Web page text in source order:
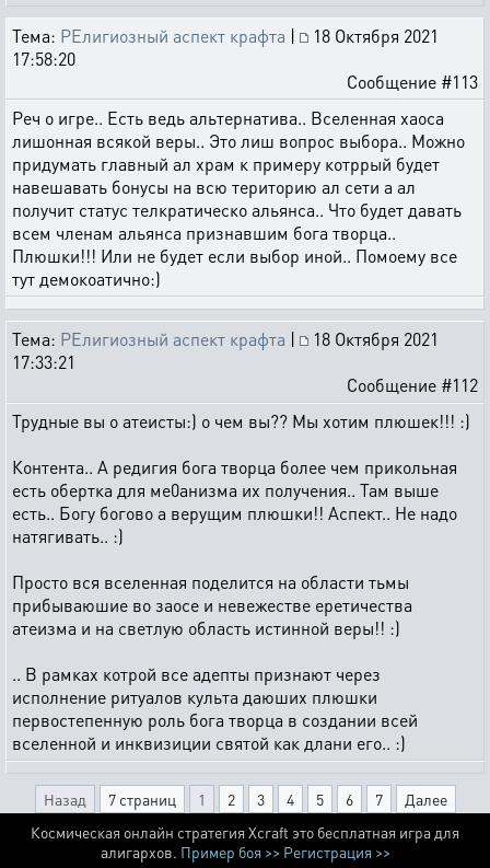
Тема: РЕлигиозный аспект крафта |
18 Октября 2021
17:58:20
Сообщение #113
Реч о игре.. Есть ведь альтернатива.. Вселенная хаоса
лишонная всякой веры.. Это лиш вопрос выбора.. Можно
придумать главный ал храм к примеру котррый будет
навешавать бонусы на всю територию ал сети а ал
получит статус телкратическо альянса.. Что будет давать
всем членам альянса признавшим бога творца..
Плюшки!!! Или не будет если выбор иной.. Помоему все
тут демокоатично:)
Тема: РЕлигиозный аспект крафта |
18 Октября 2021
17:33:21
Сообщение #112
Трудные вы о атеисты:) о чем вы?? Мы хотим плюшек!!! :)
Контента.. А редигия бога творца более чем прикольная
есть обертка для ме0анизма их получения.. Там выше
есть.. Богу богово а верущим плюшки!! Аспект.. Не надо
натягивать.. :)
Просто вся вселенная поделится на области тьмы
прибываюшие во заосе и невежестве еретичества
атеизма и на светлую область истинной веры!! :)
.. В рамках котрой все адепты признают через
исполнение ритуалов культа даюших плюшки
первостепенную роль бога творца в создании всей
вселенной и инквизиции святой как длани его.. :)
Назад 7 страниц 1 2 3 4 5 6 7
Далее
Космическая онлайн стратегия Xcraft это бесплатная игра для
алигархов. Пример боя >> Регистрация >>